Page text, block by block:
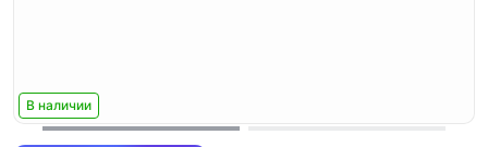
В наличии